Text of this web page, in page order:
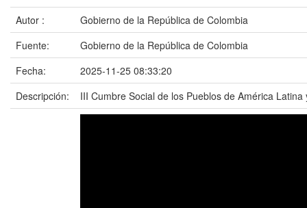
Autor :
Gobierno de la República de Colombia
Fuente:
Gobierno de la República de Colombia
Fecha:
2025-11-25 08:33:20
Descripción:
III Cumbre Social de los Pueblos de América Latina